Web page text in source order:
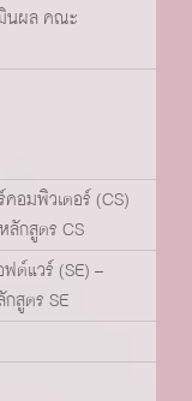
นผล คณะ
อมพิวเตอร์ (CS)
กสูตร CS
ต์แวร์ (SE) –
สูตร SE